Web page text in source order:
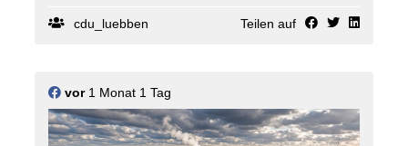
erfahren und haben vom Spreewerk Lübben
Delaborierung GmbH, Herrn Mehlhorn eingeladen,
Donnerstag, den 09.Juli, um 18:00 Uhr
Spielbergstraße 3 in 15907 Lübben
im Café Lange.
cdu_luebben Teilen auf
vor1 Monat 1 Tag